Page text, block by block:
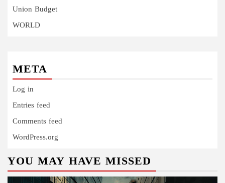
Union Budget
WORLD
META
Log in
Entries feed
Comments feed
WordPress.org
YOU MAY HAVE MISSED